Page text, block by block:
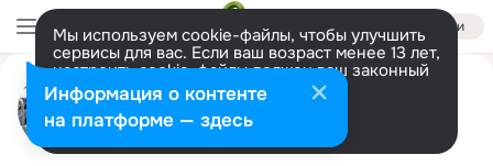
Войти
Мы используем cookie-файлы, чтобы улучшить
сервисы для вас. Если ваш возраст менее 13 лет,
настроить cookie-файлы должен ваш законный
представитель. Больше информации
Разрешить все Настроить
Виктор Кучеряев
Москва
4 декабря (40 лет)
Лицей Информационных Технологий №1533
Подробнее
Информация о контенте
на платформе — здесь